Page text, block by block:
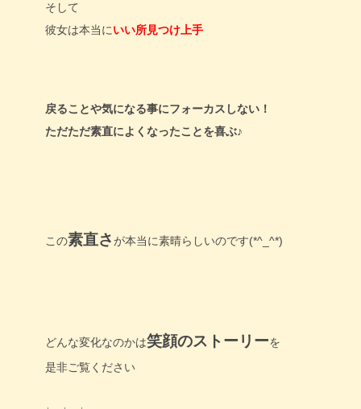
そして
彼女は本当にいい所見つけ上手
戻ることや気になる事にフォーカスしない！
ただただ素直によくなったことを喜ぶ♪
この素直さが本当に素晴らしいのです(*^_^*)
どんな変化なのかは笑顔のストーリーを
是非ご覧ください